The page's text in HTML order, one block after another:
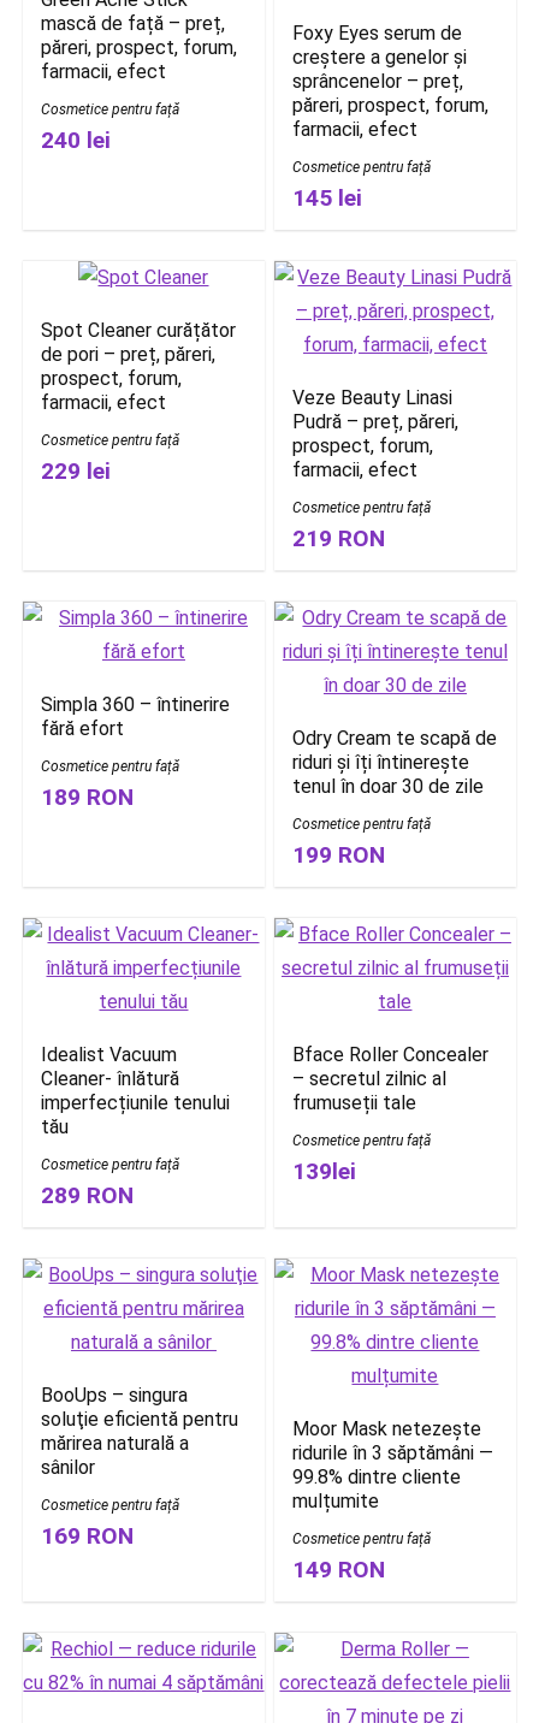
mască de față – preț,
păreri, prospect, forum,
farmacii, efect
Cosmetice pentru față
240 lei
Foxy Eyes serum de
creștere a genelor și
sprâncenelor – preț,
păreri, prospect, forum,
farmacii, efect
Cosmetice pentru față
145 lei
Spot Cleaner curățător
de pori – preț, păreri,
prospect, forum,
farmacii, efect
Cosmetice pentru față
229 lei
Veze Beauty Linasi
Pudră – preț, păreri,
prospect, forum,
farmacii, efect
Cosmetice pentru față
219 RON
Simpla 360 – întinerire
fără efort
Cosmetice pentru față
189 RON
Odry Cream te scapă de
riduri și îți întinerește
tenul în doar 30 de zile
Cosmetice pentru față
199 RON
Idealist Vacuum
Cleaner- înlătură
imperfecțiunile tenului
tău
Cosmetice pentru față
289 RON
Bface Roller Concealer
– secretul zilnic al
frumuseții tale
Cosmetice pentru față
139lei
BooUps – singura
soluţie eficientă pentru
mărirea naturală a
sânilor
Cosmetice pentru față
169 RON
Moor Mask netezește
ridurile în 3 săptămâni —
99.8% dintre cliente
mulțumite
Cosmetice pentru față
149 RON